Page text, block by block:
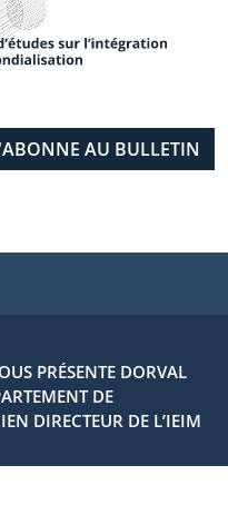
PRÉSENTE DORVAL
DE
DIRECTEUR DE L’IEIM